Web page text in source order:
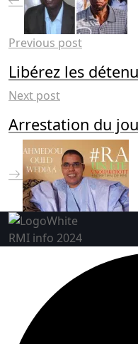
Previous post
Libérez les
Next post
Arrestation du
RMI info 2024